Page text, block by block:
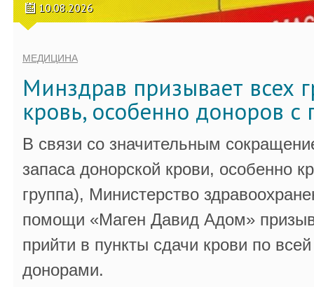
10.08.2026
МЕДИЦИНА
Минздрав призывает всех
кровь, особенно доноров с
В связи со значительным
запаса донорской крови, особенно
группа), Министерство
помощи «Маген Давид Адом»
прийти в пункты сдачи крови по
донорами.